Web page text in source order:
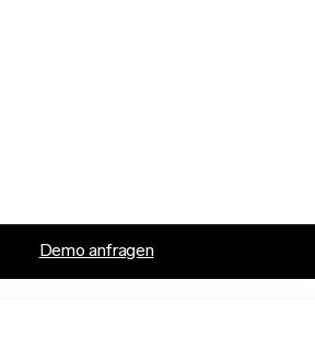
Demo anfragen